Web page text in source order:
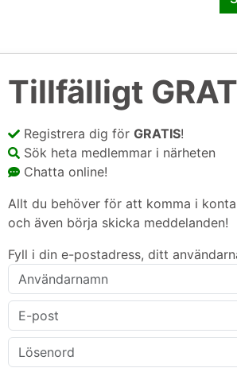
Tillfälligt
Registrera dig för GRATIS!
Sök heta medlemmar i närheten
Chatta online!
Allt du behöver för att komma i
och även börja skicka meddelanden!
Fyll i din e-postadress, ditt